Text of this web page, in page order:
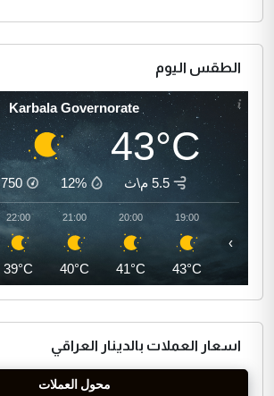
الطقس اليوم
Karbala Governorate
43°C
5.5 م\ث 12%
750
19:00
43°C
20:00
41°C
21:00
40°C
22:00
39°C
›
اسعار العملات بالدينار العراقي